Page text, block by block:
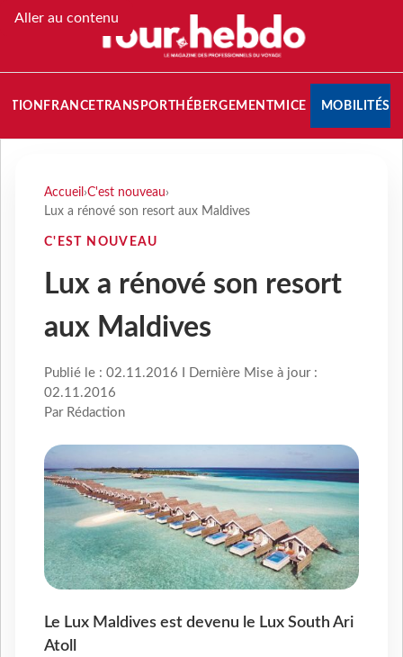
Aller au contenu
FRANCETRANSPORT HÉBERGEMENTMICE MOBILITÉS
Accueil ›C'est nouveau›
Lux a rénové son resort aux Maldives
C'EST NOUVEAU
Lux a rénové son resort
aux Maldives
Publié le : 02.11.2016 I Dernière Mise à jour :
02.11.2016
Par Rédaction
Le Lux Maldives est devenu le Lux South Ari
Atoll